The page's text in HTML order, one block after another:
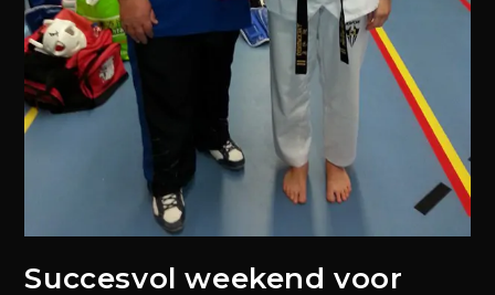
Succesvol weekend voor